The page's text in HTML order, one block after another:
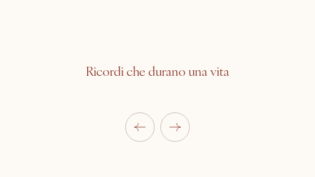
Ricordi che durano una vita